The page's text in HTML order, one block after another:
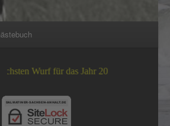
für das Jahr 2026 +++